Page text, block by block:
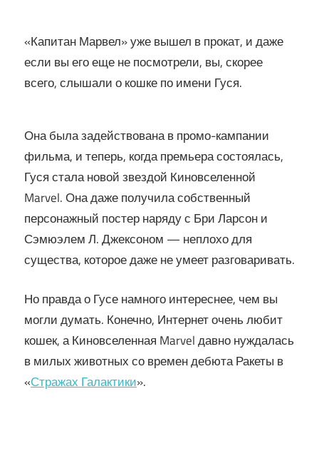
«Капитан Марвел» уже вышел в прокат, и даже
если вы его еще не посмотрели, вы, скорее
всего, слышали о кошке по имени Гуся.
Она была задействована в промо-кампании
фильма, и теперь, когда премьера состоялась,
Гуся стала новой звездой Киновселенной
Marvel. Она даже получила собственный
персонажный постер наряду с Бри Ларсон и
Сэмюэлем Л. Джексоном — неплохо для
существа, которое даже не умеет разговаривать.
Но правда о Гусе намного интереснее, чем вы
могли думать. Конечно, Интернет очень любит
кошек, а Киновселенная Marvel давно нуждалась
в милых животных со времен дебюта Ракеты в
«Стражах Галактики».